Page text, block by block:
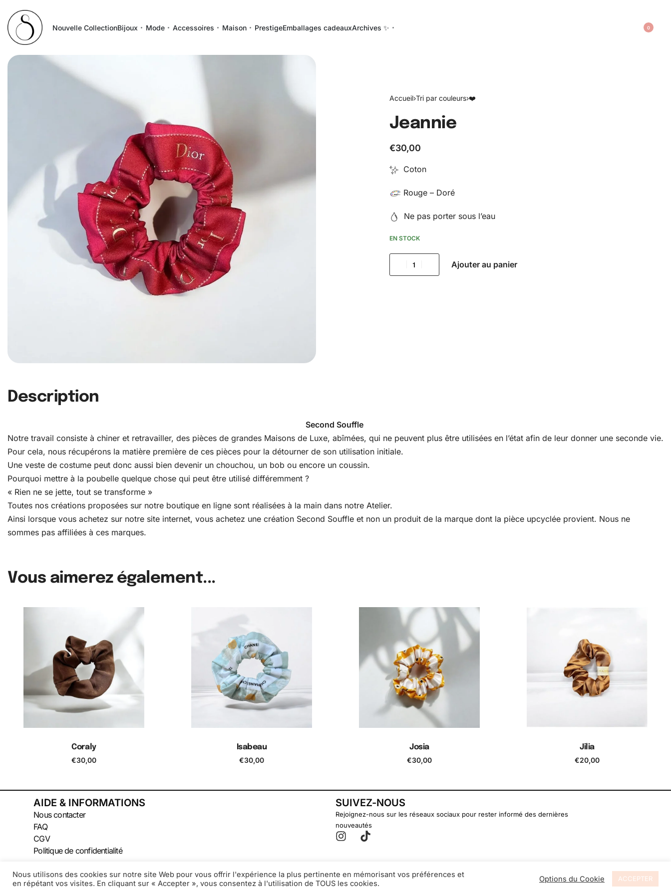
Nouvelle CollectionBijoux Mode Accessoires Maison PrestigeEmballages cadeauxArchives ✨ 0
Accueil›Tri par couleurs›❤️
Jeannie
€30,00
Coton
Rouge – Doré
Ne pas porter sous l’eau
EN STOCK
Ajouter au panier
Description
Second Souffle
Notre travail consiste à chiner et retravailler, des pièces de grandes Maisons de Luxe, abîmées, qui ne peuvent plus être utilisées en l’état afin de leur donner une seconde vie.
Pour cela, nous récupérons la matière première de ces pièces pour la détourner de son utilisation initiale.
Une veste de costume peut donc aussi bien devenir un chouchou, un bob ou encore un coussin.
Pourquoi mettre à la poubelle quelque chose qui peut être utilisé différemment ?
« Rien ne se jette, tout se transforme »
Toutes nos créations proposées sur notre boutique en ligne sont réalisées à la main dans notre Atelier.
Ainsi lorsque vous achetez sur notre site internet, vous achetez une création Second Souffle et non un produit de la marque dont la pièce upcyclée provient. Nous ne
sommes pas affiliées à ces marques.
Vous aimerez également...
Coraly
€30,00
Isabeau
€30,00
Josia
€30,00
Jilia
€20,00
AIDE & INFORMATIONS
Nous contacter
FAQ
CGV
Politique de confidentialité
SUIVEZ-NOUS
Rejoignez-nous sur les réseaux sociaux pour rester informé des dernières
nouveautés
Nous utilisons des cookies sur notre site Web pour vous offrir l'expérience la plus pertinente en mémorisant vos préférences et
en répétant vos visites. En cliquant sur « Accepter », vous consentez à l'utilisation de TOUS les cookies.
Options du Cookie ACCEPTER